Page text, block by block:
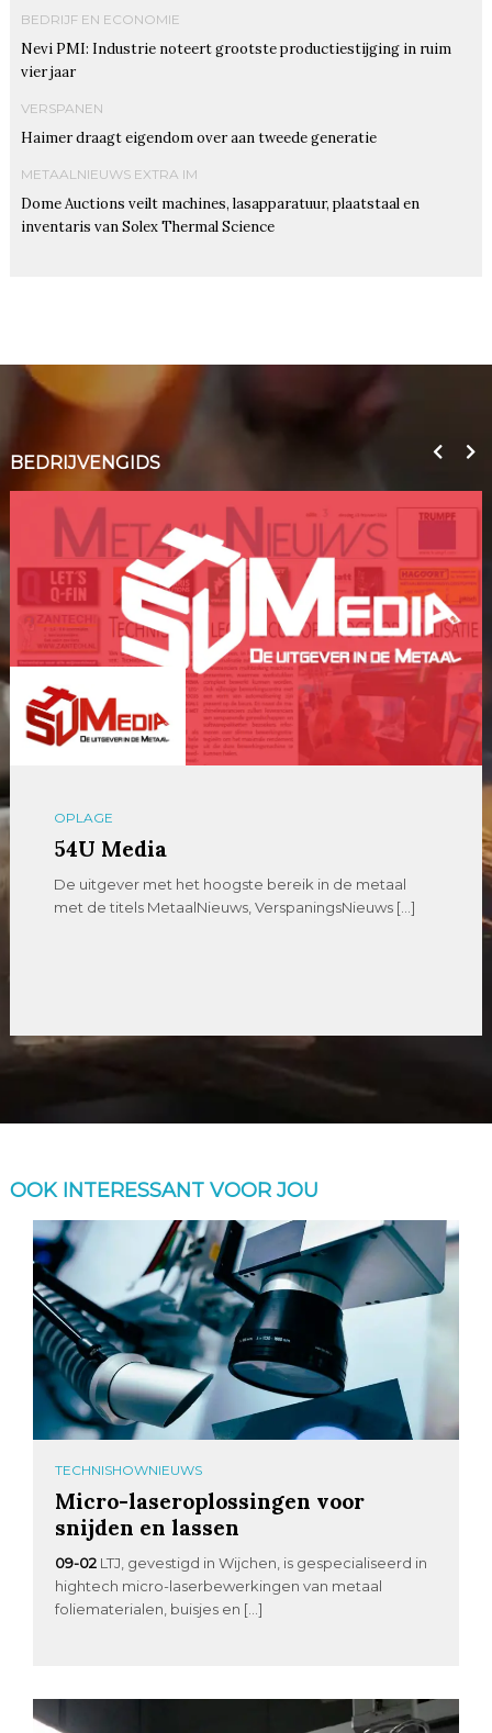
BEDRIJF EN ECONOMIE
Nevi PMI: Industrie noteert grootste productiestijging in ruim
vier jaar
VERSPANEN
Haimer draagt eigendom over aan tweede generatie
METAALNIEUWS EXTRA IM
Dome Auctions veilt machines, lasapparatuur, plaatstaal en
inventaris van Solex Thermal Science
BEDRIJVENGIDS
OPLAGE
54U Media
De uitgever met het hoogste bereik in de metaal
met de titels MetaalNieuws, VerspaningsNieuws […]
OOK INTERESSANT VOOR JOU
TECHNISHOWNIEUWS
Micro-laseroplossingen voor
snijden en lassen
09-02 LTJ, gevestigd in Wijchen, is gespecialiseerd in
hightech micro-laserbewerkingen van metaal
foliematerialen, buisjes en […]